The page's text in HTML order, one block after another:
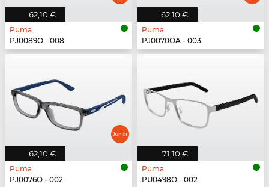
62,10 €
Puma
PJ0089O - 008
62,10 €
Puma
PJ0070OA - 003
62,10 €
Puma
PJ0076O - 002
71,10 €
Puma
PU0498O - 002